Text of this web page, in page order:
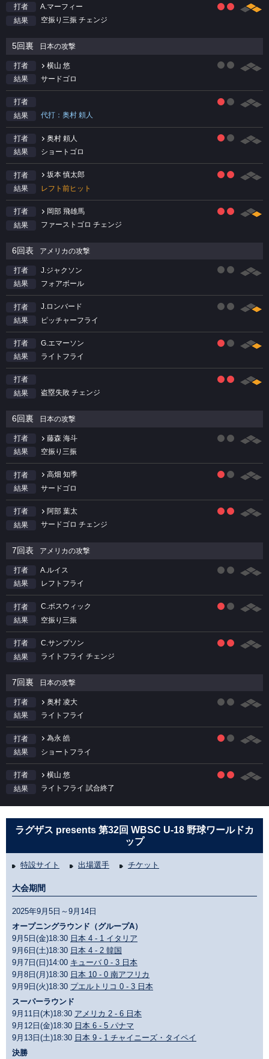
打者
A.マーフィー
結果
空振り三振 チェンジ
5回裏 日本の攻撃
打者
横山 悠
結果
サードゴロ
打者
結果
代打：奥村 頼人
打者
奥村 頼人
結果
ショートゴロ
打者
坂本 慎太郎
結果
レフト前ヒット
打者
岡部 飛雄馬
結果
ファーストゴロ チェンジ
6回表 アメリカの攻撃
打者
J.ジャクソン
結果
フォアボール
打者
J.ロンバード
結果
ピッチャーフライ
打者
G.エマーソン
結果
ライトフライ
打者
結果
盗塁失敗 チェンジ
6回裏 日本の攻撃
打者
藤森 海斗
結果
空振り三振
打者
高畑 知季
結果
サードゴロ
打者
阿部 葉太
結果
サードゴロ チェンジ
7回表 アメリカの攻撃
打者
A.ルイス
結果
レフトフライ
打者
C.ボスウィック
結果
空振り三振
打者
C.サンプソン
結果
ライトフライ チェンジ
7回裏 日本の攻撃
打者
奥村 凌大
結果
ライトフライ
打者
為永 皓
結果
ショートフライ
打者
横山 悠
結果
ライトフライ 試合終了
ラグザス presents 第32回 WBSC U-18 野球ワールドカ
ップ
特設サイト 出場選手 チケット
大会期間
2025年9月5日～9月14日
オープニングラウンド（グループA）
9月5日(金)18:30 日本 4 - 1 イタリア
9月6日(土)18:30 日本 4 - 2 韓国
9月7日(日)14:00 キューバ 0 - 3 日本
9月8日(月)18:30 日本 10 - 0 南アフリカ
9月9日(火)18:30 プエルトリコ 0 - 3 日本
スーパーラウンド
9月11日(木)18:30 アメリカ 2 - 6 日本
9月12日(金)18:30 日本 6 - 5 パナマ
9月13日(土)18:30 日本 9 - 1 チャイニーズ・タイペイ
決勝